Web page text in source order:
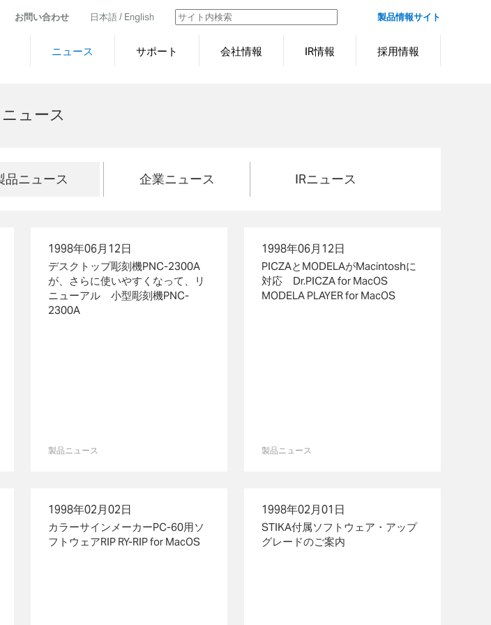
お問い合わせ 日本語 / English 製品情報サイト
ニュース サポート 会社情報 IR情報 採用情報
ニュース
品ニュース 企業ニュース IRニュース
1998年06月12日
デスクトップ彫刻機PNC-2300A
が、さらに使いやすくなって、リ
ニューアル 小型彫刻機PNC-
2300A
製品ニュース
1998年06月12日
PICZAとMODELAがMacintoshに
対応 Dr.PICZA for MacOS
MODELA PLAYER for MacOS
製品ニュース
1998年02月02日
カラーサインメーカーPC-60用ソ
フトウェアRIP RY-RIP for MacOS
1998年02月01日
STIKA付属ソフトウェア・アップ
グレードのご案内